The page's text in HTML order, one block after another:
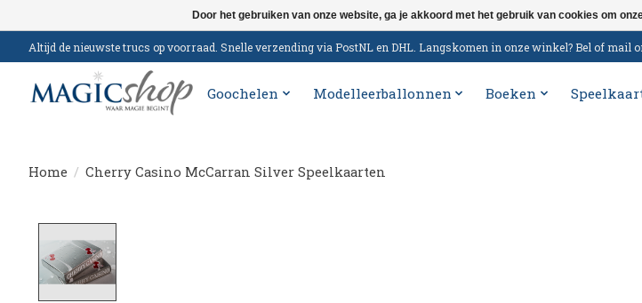
Altijd de nieuwste trucs op voorraad. Snelle verzending via PostNL en DHL. Langskomen in onze winkel? Bel of mail
Goochelen Modelleerballonnen Boeken
Home / Cherry Casino McCarran Silver Speelkaarten
Door het gebruiken van onze website, ga je akkoord met het gebruik van cookies om